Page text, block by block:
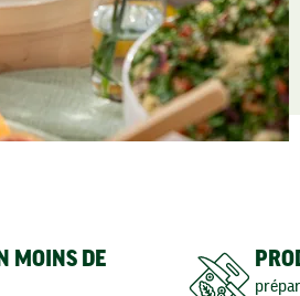
MOINS DE